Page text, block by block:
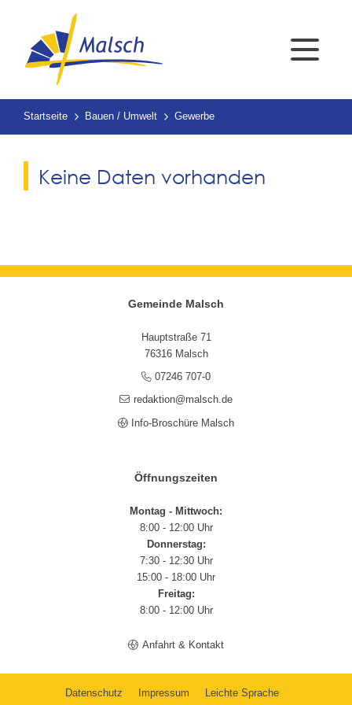
Startseite Bauen / Umwelt Gewerbe
Keine Daten vorhanden
Gemeinde Malsch
Hauptstraße 71
76316 Malsch
07246 707-0
redaktion@malsch.de
Info-Broschüre Malsch
Öffnungszeiten
Montag - Mittwoch:
8:00 - 12:00 Uhr
Donnerstag:
7:30 - 12:30 Uhr
15:00 - 18:00 Uhr
Freitag:
8:00 - 12:00 Uhr
Anfahrt & Kontakt
Datenschutz Impressum Leichte Sprache